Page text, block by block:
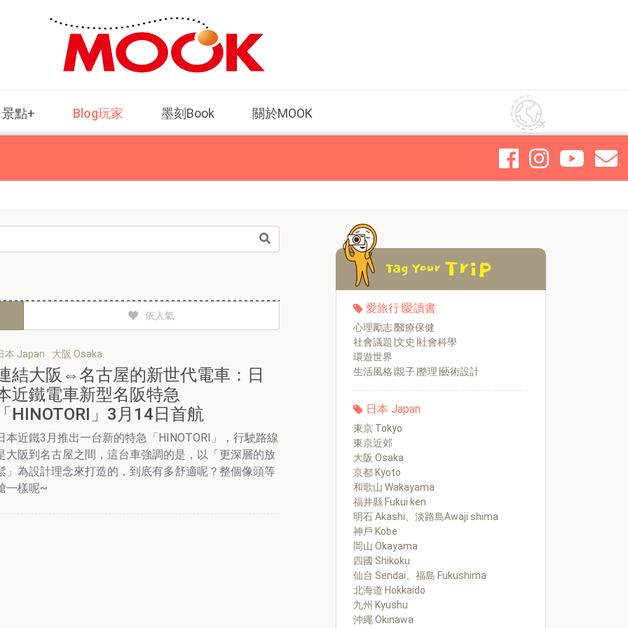
景點+ Blog玩家 墨刻Book 關於MOOK
依人氣
本 Japan 大阪 Osaka
結大阪⇔名古屋的新世代電車：日
近鐵電車新型名阪特急
HINOTORI」3月14日首航
本近鐵3月推出一台新的特急「HINOTORI」，行駛路線
大阪到名古屋之間，這台車強調的是，以「更深層的放
」為設計理念來打造的，到底有多舒適呢？整個像頭等
一樣呢~
愛旅行∣愛讀書
心理勵志∣醫療保健
社會議題∣文史∣社會科學
環遊世界
生活風格∣親子∣整理∣藝術設計
日本 Japan
東京 Tokyo
東京近郊
大阪 Osaka
京都 Kyoto
和歌山 Wakayama
福井縣 Fukui ken
明石 Akashi、淡路島Awaji shima
神戶 Kobe
岡山 Okayama
四國 Shikoku
仙台 Sendai、福島 Fukushima
北海道 Hokkaido
九州 Kyushu
沖繩 Okinawa